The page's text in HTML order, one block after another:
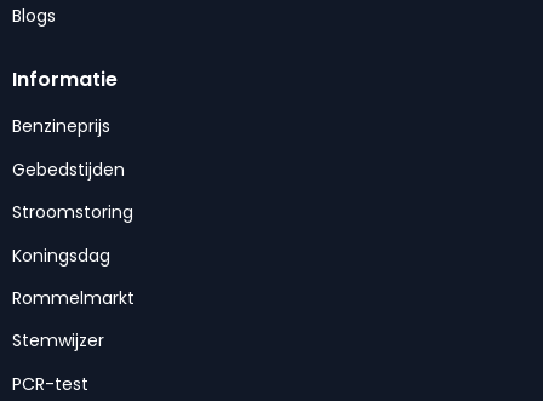
Blogs
Informatie
Benzineprijs
Gebedstijden
Stroomstoring
Koningsdag
Rommelmarkt
Stemwijzer
PCR-test